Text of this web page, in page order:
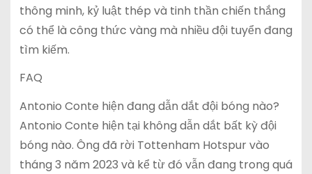
thông minh, kỷ luật thép và tinh thần chiến thắng
có thể là công thức vàng mà nhiều đội tuyển đang
tìm kiếm.
FAQ
Antonio Conte hiện đang dẫn dắt đội bóng nào?
Antonio Conte hiện tại không dẫn dắt bất kỳ đội
bóng nào. Ông đã rời Tottenham Hotspur vào
tháng 3 năm 2023 và kể từ đó vẫn đang trong quá